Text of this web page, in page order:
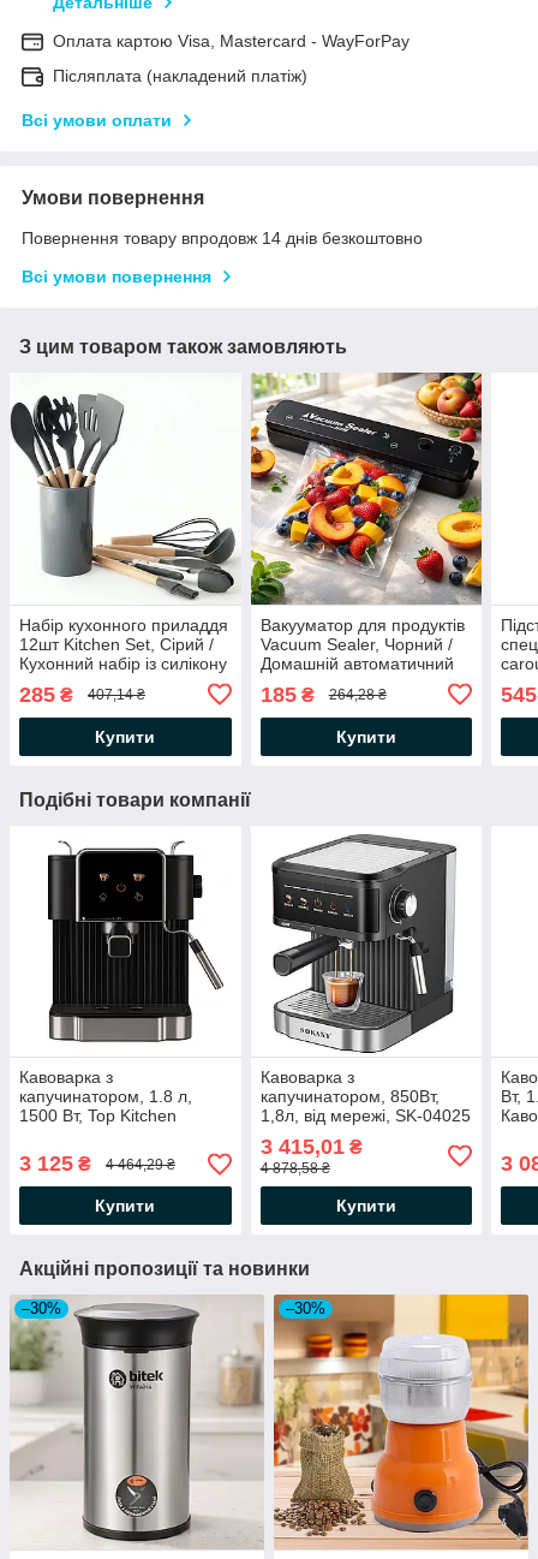
Оплата картою Visa, Mastercard - WayForPay
Післяплата (накладений платіж)
Всі умови оплати
Умови повернення
Повернення товару впродовж 14 днів безкоштовно
Всі умови повернення
З цим товаром також замовляють
Набір кухонного приладдя
12шт Kitchen Set, Сірий /
Кухонний набір із силікону
285 ₴ 407,14 ₴
Купити
Вакууматор для продуктів
Vacuum Sealer, Чорний /
Домашній автоматичний
185₴ 264,28 ₴
Купити
545
Подібні товари компанії
Кавоварка з
капучинатором, 1.8 л,
1500 Вт, Top Kitchen
машина / Настільна
кавомашина
3 125 ₴ 4 464,29 ₴
Купити
Кавоварка з
капучинатором, 850Вт,
1,8л, від мережі, SK-04025
/ Електрокавоварка /
Кавомашина
3 415,01₴
4 878,58 ₴
Купити
Вт,
3
Акційні пропозиції та новинки
–30% –30%